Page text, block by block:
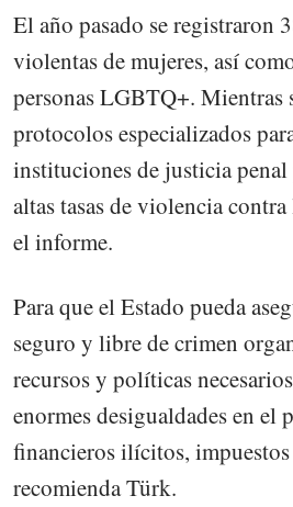
El año pasado se registraron
violentas de mujeres, así
personas LGBTQ+. Mientras
protocolos especializados
instituciones de justicia penal
altas tasas de violencia
el informe.
Para que el Estado pueda
seguro y libre de crimen
recursos y políticas
enormes desigualdades en el
financieros ilícitos,
recomienda Türk.